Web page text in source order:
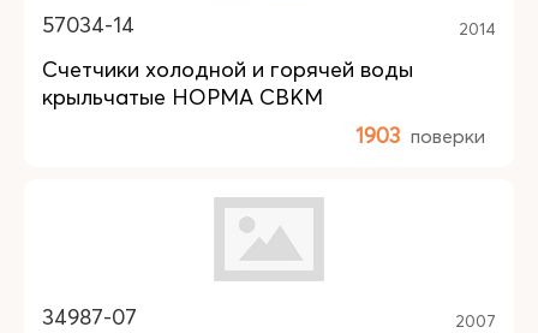
57034-14 2014
Счетчики холодной и горячей воды
крыльчатые НОРМА СВКМ
1903 поверки
34987-07 2007